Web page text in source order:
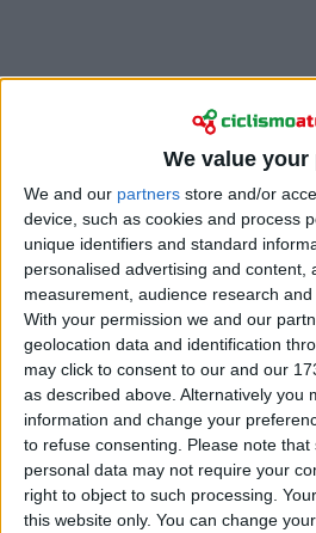
We value your
We and our partners store and/or
device, such as cookies and process
unique identifiers and standard
personalised advertising and content,
measurement, audience research
With your permission we and our
geolocation data and identification
may click to consent to our and our
as described above. Alternatively you
information and change your
to refuse consenting.
Please note
personal data may not require your
right to object to such processing.
this website only. You can change
A grega Argyro Milaki, da
foram ambas desqualificadas
Longarone a Santo Stefano di
relatório do júri a confirmar a
Ambas as ciclistas foram
suíços e receberam um cartão
desportivo da Isolmant
Lacambra, foi afastado da
dias tensos na corrida, na
desqualificação de Lorena